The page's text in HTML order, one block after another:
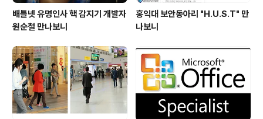
배틀넷 유명인사 핵 감지기 개발자
원순철 만나보니
홍익대 보안동아리 "H.U.S.T" 만
나보니